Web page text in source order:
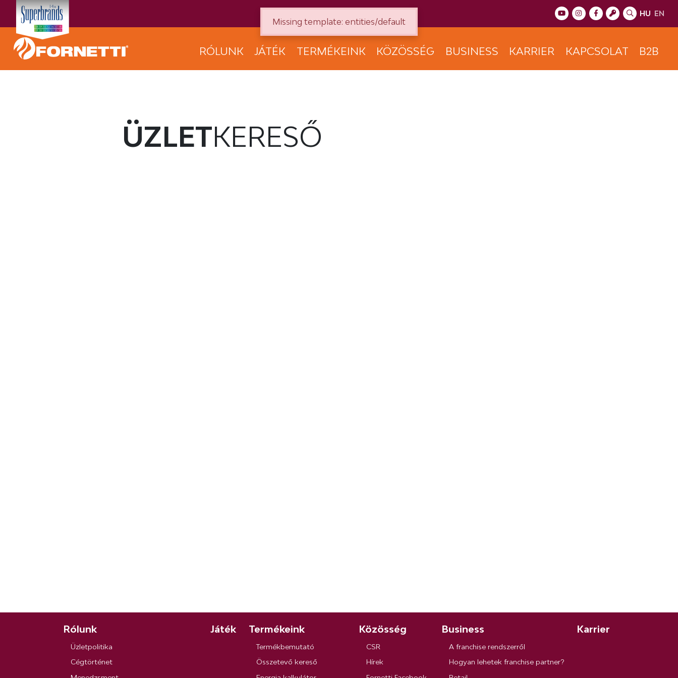
HU EN
RÓLUNK JÁTÉK TERMÉKEINK KÖZÖSSÉG BUSINESS KARRIER KAPCSOLAT B2B
ÜZLETKERESŐ
Rólunk
Üzletpolitika
Cégtörténet
Játék Termékeink
Termékbemutató
Összetevő kereső
Közösség
CSR
Hírek
Business
A franchise rendszerről
Hogyan lehetek franchise partner?
Karrier
Missing template: entities/default